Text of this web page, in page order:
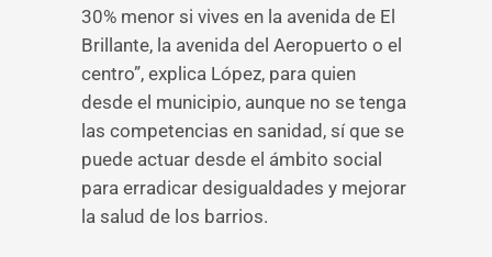
30% menor si vives en la avenida de El
Brillante, la avenida del Aeropuerto o el
centro”, explica López, para quien
desde el municipio, aunque no se tenga
las competencias en sanidad, sí que se
puede actuar desde el ámbito social
para erradicar desigualdades y mejorar
la salud de los barrios.